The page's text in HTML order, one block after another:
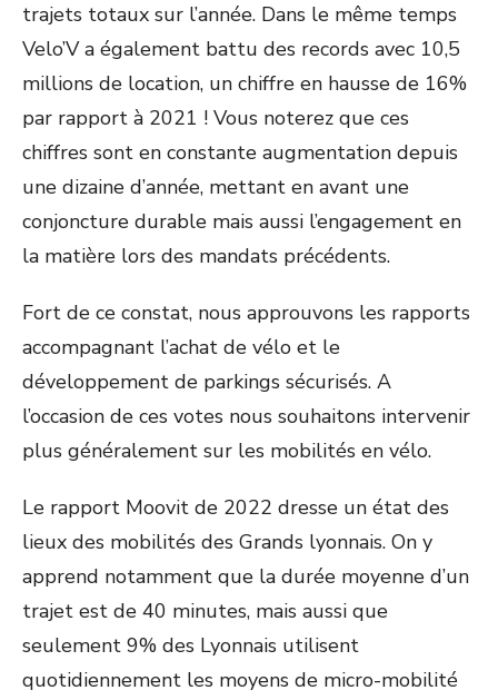
trajets totaux sur l’année. Dans le même temps
Velo’V a également battu des records avec 10,5
millions de location, un chiffre en hausse de 16%
par rapport à 2021 ! Vous noterez que ces
chiffres sont en constante augmentation depuis
une dizaine d’année, mettant en avant une
conjoncture durable mais aussi l’engagement en
la matière lors des mandats précédents.
Fort de ce constat, nous approuvons les rapports
accompagnant l’achat de vélo et le
développement de parkings sécurisés. A
l’occasion de ces votes nous souhaitons intervenir
plus généralement sur les mobilités en vélo.
Le rapport Moovit de 2022 dresse un état des
lieux des mobilités des Grands lyonnais. On y
apprend notamment que la durée moyenne d’un
trajet est de 40 minutes, mais aussi que
seulement 9% des Lyonnais utilisent
quotidiennement les moyens de micro-mobilité